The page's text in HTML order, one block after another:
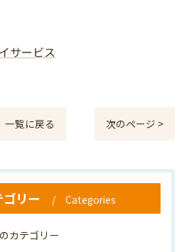
サービス
一覧に戻る 次のページ >
ゴリー Categories
カテゴリー